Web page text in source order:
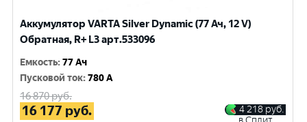
Аккумулятор VARTA Silver Dynamic (77 Ач, 12 V)
Обратная, R+ L3 арт.533096
Емкость:77 Ач
Пусковой ток:780 A
16 870руб.
16 177 руб. 4 218 руб.